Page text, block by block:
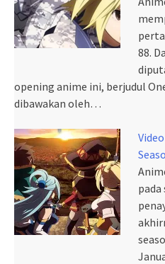
88.
opening anime ini, berjudul
dibawakan oleh…
pada